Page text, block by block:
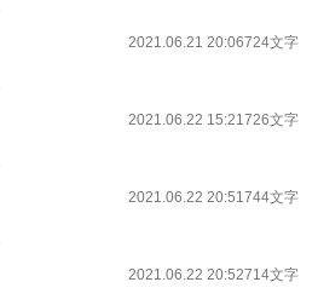
2021.06.21 20:06724文字
2021.06.22 15:21726文字
2021.06.22 20:51744文字
2021.06.22 20:52714文字